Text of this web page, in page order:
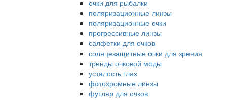
очки для рыбалки
поляризационные линзы
поляризационные очки
прогрессивные линзы
салфетки для очков
солнцезащитные очки для зрения
тренды очковой моды
усталость глаз
фотохромные линзы
футляр для очков